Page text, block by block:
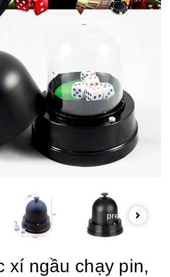
prev
xí ngầu chạy pin,